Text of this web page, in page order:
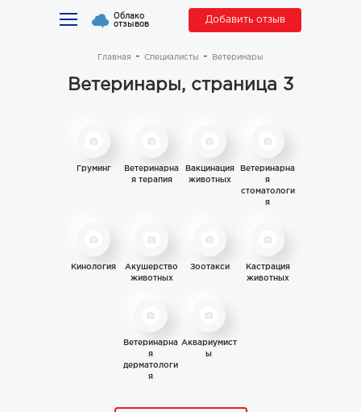
Облако
отзывов Добавить отзыв
Главная Специалисты Ветеринары
Ветеринары, страница 3
Груминг
Ветеринарна
я терапия
Вакцинация
животных
Ветеринарна
я
стоматологи
я
Кинология
Акушерство
животных
Зоотакси
Кастрация
животных
Ветеринарна
я
дерматологи
я
Аквариумист
ы